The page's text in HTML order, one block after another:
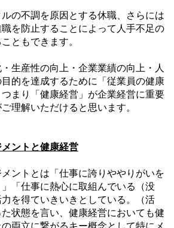
の不調を原因とする休職、さらには
を防止することによって人手不足の
ともできます。
生産性の向上・企業業績の向上・人
的を達成するために「従業員の健康
まり「健康経営」が企業経営に重要
理解いただけると思います。
ントと健康経営
ントとは「仕事に誇りややりがいを
「仕事に熱心に取組んでいる（没
を得ていきいきとしている。（活
状態を言い、健康経営においても健